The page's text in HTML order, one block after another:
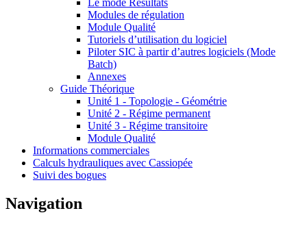
Modules de régulation
Module Qualité
Tutoriels d’utilisation du logiciel
Piloter SIC à partir d’autres logiciels (Mode
Batch)
Annexes
Guide Théorique
Unité 1 - Topologie - Géométrie
Unité 2 - Régime permanent
Unité 3 - Régime transitoire
Module Qualité
Informations commerciales
Calculs hydrauliques avec Cassiopée
Suivi des bogues
Navigation